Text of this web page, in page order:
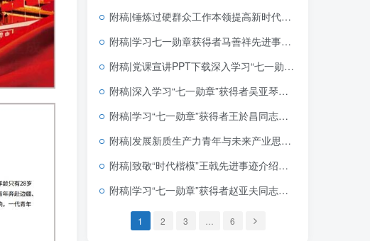
附稿|锤炼过硬群众工作本领提高新时代群众工作能力基层党支部三会一课党课PPT
附稿|学习七一勋章获得者马善祥先进事迹社区书记讲党课PPT课件
附稿|党课宣讲PPT下载深入学习“七一勋章”获得者李连成同志先进事迹社区基层
附稿|深入学习“七一勋章”获得者吴亚琴同志先进事迹新版党课专题PPT完整版下载
附稿|学习“七一勋章”获得者王於昌同志先进事迹思政课团课ppt课件
附稿|发展新质生产力青年与未来产业思政课公开课完整PPT带讲稿课件
附稿|致敬“时代楷模”王戟先进事迹介绍思政课党课ppt模板
附稿|学习“七一勋章”获得者赵亚夫同志先进事迹主题党课课件PPT模板
1 2 3 6